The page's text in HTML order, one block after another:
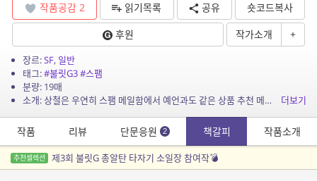
작품공감 2 읽기목록 공유
숏코드복사
후원
작가소개 +
장르:SF, 일반
태그:#불릿G3#스팸
분량: 19매
소개: 상철은 우연히 스팸 메일함에서 예언과도 같은 상품 추천 메일을 보게된다. 불릿G3 소일장 25일 차 참가 작품입니다.
더보기
작품 리뷰 단문응원 2 책갈피 작품소개
추천셀렉션 제3회 불릿G 총알탄 타자기 소일장 참여작💣